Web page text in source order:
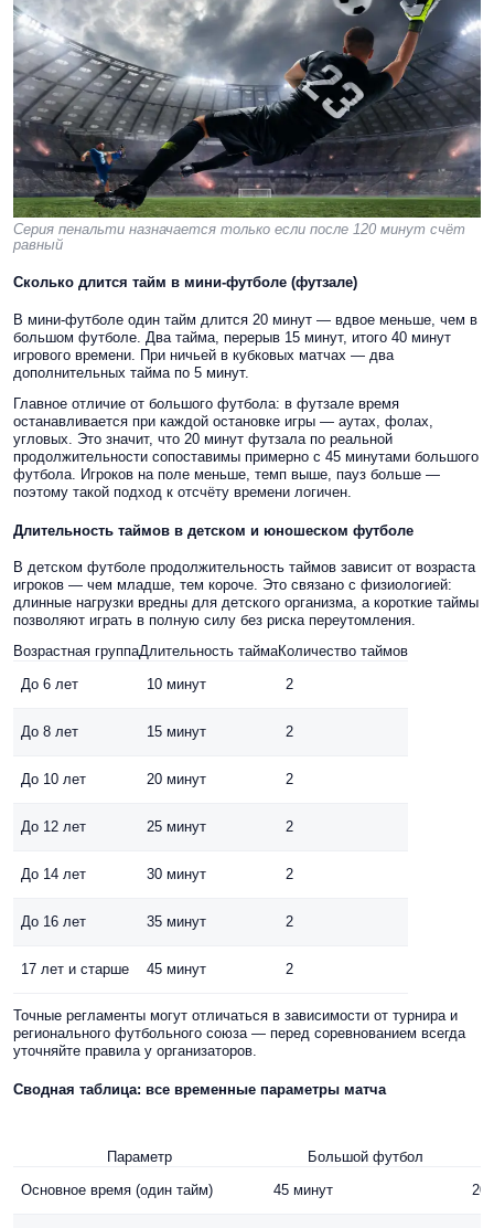
Серия пенальти назначается только если после 120 минут счёт
равный
Сколько длится тайм в мини-футболе (футзале)
В мини-футболе один тайм длится 20 минут — вдвое меньше, чем в
большом футболе. Два тайма, перерыв 15 минут, итого 40 минут
игрового времени. При ничьей в кубковых матчах — два
дополнительных тайма по 5 минут.
Главное отличие от большого футбола: в футзале время
останавливается при каждой остановке игры — аутах, фолах,
угловых. Это значит, что 20 минут футзала по реальной
продолжительности сопоставимы примерно с 45 минутами большого
футбола. Игроков на поле меньше, темп выше, пауз больше —
поэтому такой подход к отсчёту времени логичен.
Длительность таймов в детском и юношеском футболе
В детском футболе продолжительность таймов зависит от возраста
игроков — чем младше, тем короче. Это связано с физиологией:
длинные нагрузки вредны для детского организма, а короткие таймы
позволяют играть в полную силу без риска переутомления.
Возрастная группаДлительность таймаКоличество таймов
До 6 лет
10 минут 2
До 8 лет 15 минут 2
До 10 лет 20 минут 2
До 12 лет 25 минут 2
До 14 лет 30 минут 2
До 16 лет 35 минут 2
17 лет и старше 45 минут 2
Точные регламенты могут отличаться в зависимости от турнира и
регионального футбольного союза — перед соревнованием всегда
уточняйте правила у организаторов.
Сводная таблица: все временные параметры матча
Параметр Большой футбол
Основное время (один тайм)
45 минут 20